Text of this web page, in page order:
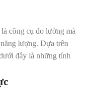
công cụ đo lường mà
lượng. Dựa trên
đây là những tính